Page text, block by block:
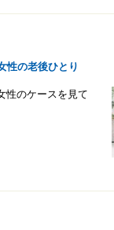
性の老後ひとり
性のケースを見て